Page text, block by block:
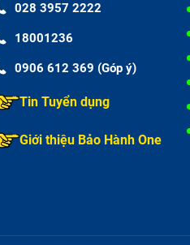
hàng trước khi đem máy
viên sẽ nhận máy chuyển
máy và báo giá dịch vụ sửa
cũng như giá thành mà
028 3957 2222
18001236
0906 612 369 (Góp ý)
Tin Tuyển dụng
Giới thiệu Bảo Hành One